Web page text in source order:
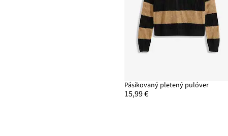
Pásikovaný pletený pulóver
15,99 €